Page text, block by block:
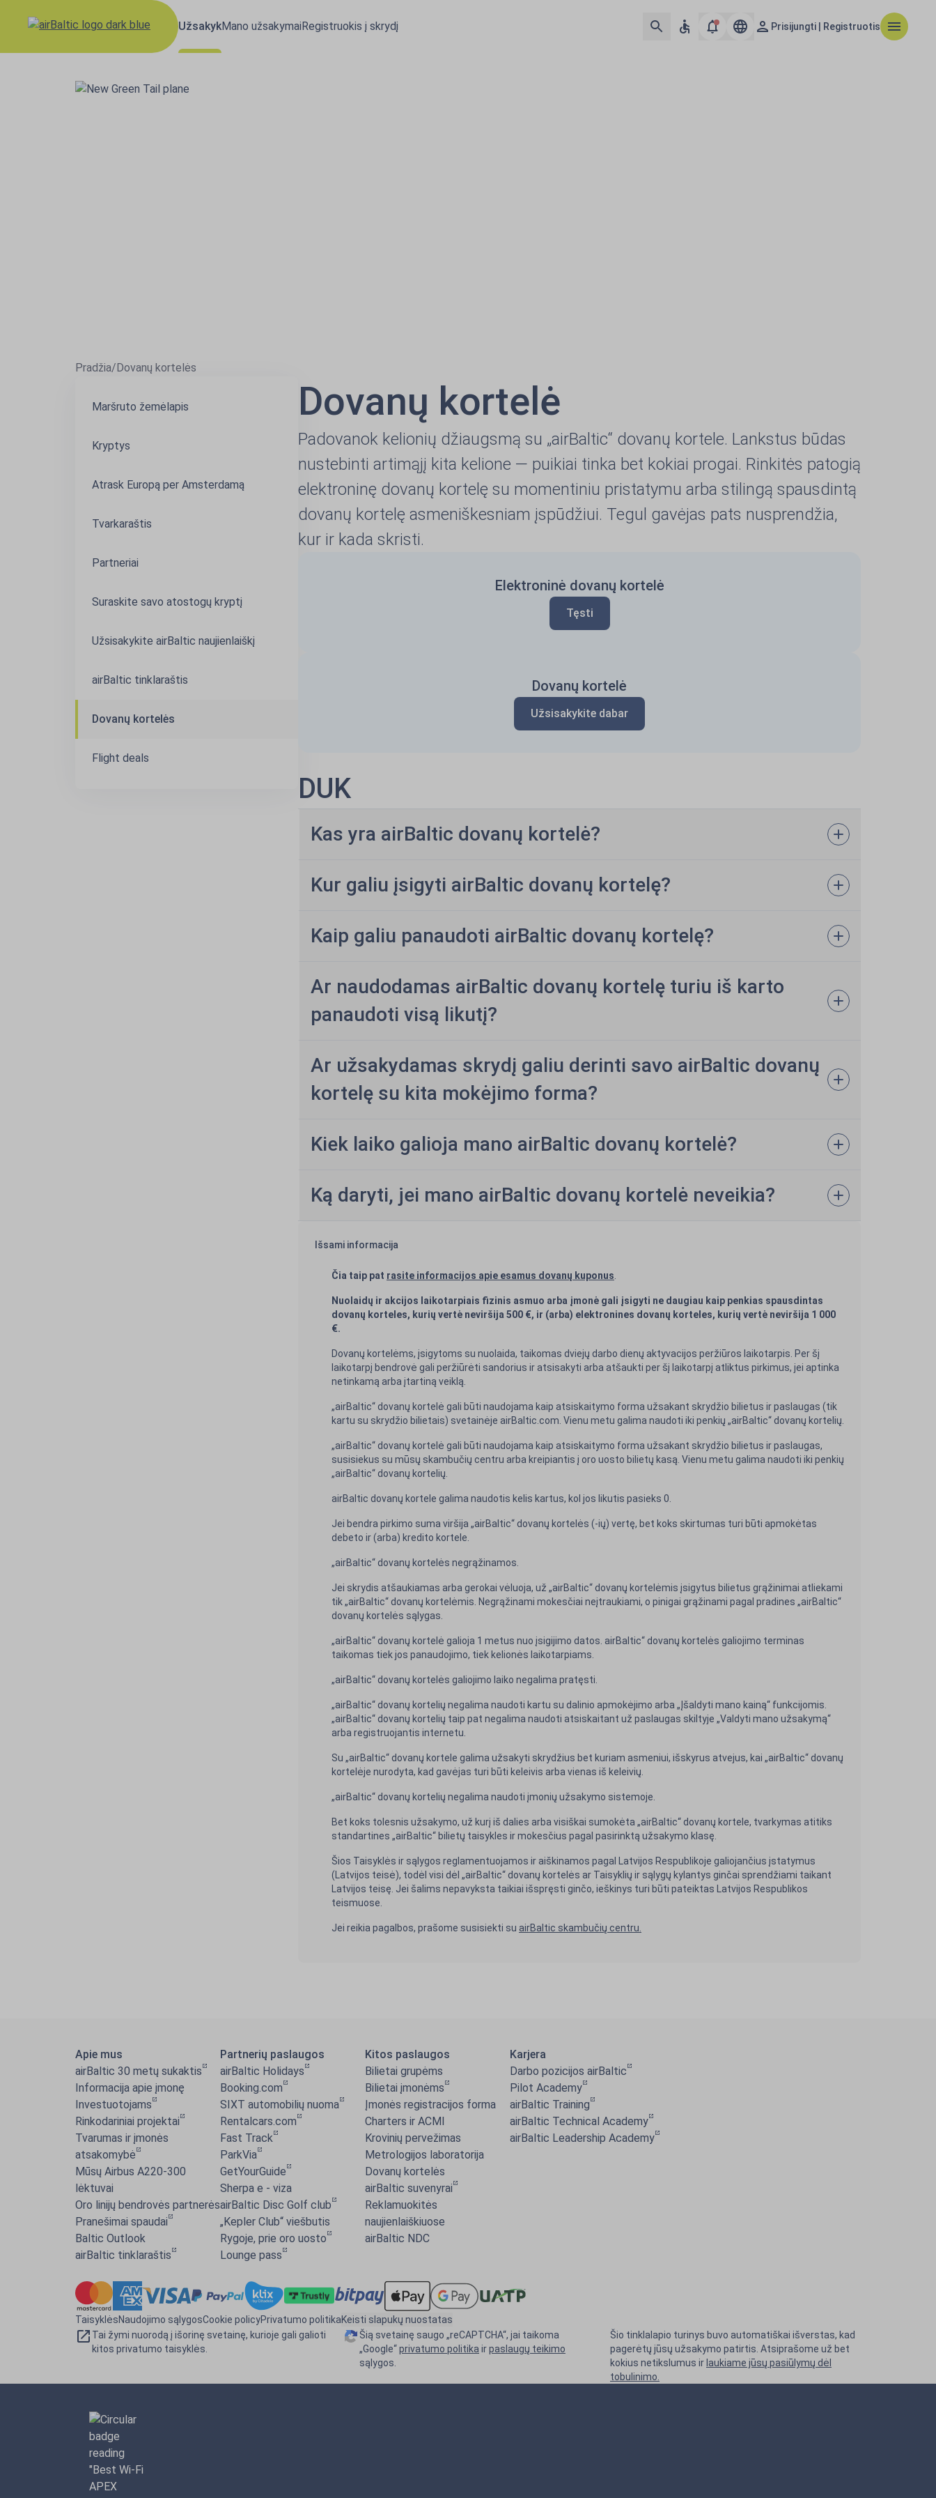
UžsakykMano užsakymaiRegistruokis į skrydį Prisijungti | Registruotis
Pradžia/Dovanų kortelės
Maršruto žemėlapis
Kryptys
Atrask Europą per Amsterdamą
Tvarkaraštis
Partneriai
Suraskite savo atostogų kryptį
Užsisakykite airBaltic naujienlaiškį
airBaltic tinklaraštis
Dovanų kortelės
Flight deals
Dovanų kortelė
Padovanok kelionių džiaugsmą su „airBaltic“ dovanų kortele. Lankstus būdas
nustebinti artimąjį kita kelione — puikiai tinka bet kokiai progai. Rinkitės patogią
elektroninę dovanų kortelę su momentiniu pristatymu arba stilingą spausdintą
dovanų kortelę asmeniškesniam įspūdžiui. Tegul gavėjas pats nusprendžia,
kur ir kada skristi.
Elektroninė dovanų kortelė
Tęsti
Dovanų kortelė
Užsisakykite dabar
DUK
Kas yra airBaltic dovanų kortelė?
Kur galiu įsigyti airBaltic dovanų kortelę?
Kaip galiu panaudoti airBaltic dovanų kortelę?
Ar naudodamas airBaltic dovanų kortelę turiu iš karto
panaudoti visą likutį?
Ar užsakydamas skrydį galiu derinti savo airBaltic dovanų
kortelę su kita mokėjimo forma?
Kiek laiko galioja mano airBaltic dovanų kortelė?
Ką daryti, jei mano airBaltic dovanų kortelė neveikia?
Išsami informacija
Čia taip pat rasite informacijos apie esamus dovanų kuponus
Nuolaidų ir akcijos laikotarpiais fizinis asmuo arba įmonė gali įsigyti ne daugiau kaip penkias spausdintas
dovanų korteles, kurių vertė neviršija 500 €, ir (arba) elektronines dovanų korteles, kurių vertė neviršija 1 000
€.
Dovanų kortelėms, įsigytoms su nuolaida, taikomas dviejų darbo dienų aktyvacijos peržiūros laikotarpis. Per šį
laikotarpį bendrovė gali peržiūrėti sandorius ir atsisakyti arba atšaukti per šį laikotarpį atliktus pirkimus, jei aptinka
netinkamą arba įtartiną veiklą.
„airBaltic“ dovanų kortelė gali būti naudojama kaip atsiskaitymo forma užsakant skrydžio bilietus ir paslaugas (tik
kartu su skrydžio bilietais) svetainėje airBaltic.com. Vienu metu galima naudoti iki penkių „airBaltic“ dovanų kortelių.
„airBaltic“ dovanų kortelė gali būti naudojama kaip atsiskaitymo forma užsakant skrydžio bilietus ir paslaugas,
susisiekus su mūsų skambučių centru arba kreipiantis į oro uosto bilietų kasą. Vienu metu galima naudoti iki penkių
„airBaltic“ dovanų kortelių.
airBaltic dovanų kortele galima naudotis kelis kartus, kol jos likutis pasieks 0.
Jei bendra pirkimo suma viršija „airBaltic“ dovanų kortelės (-ių) vertę, bet koks skirtumas turi būti apmokėtas
debeto ir (arba) kredito kortele.
„airBaltic“ dovanų kortelės negrąžinamos.
Jei skrydis atšaukiamas arba gerokai vėluoja, už „airBaltic“ dovanų kortelėmis įsigytus bilietus grąžinimai atliekami
tik „airBaltic“ dovanų kortelėmis. Negrąžinami mokesčiai neįtraukiami, o pinigai grąžinami pagal pradines „airBaltic“
dovanų kortelės sąlygas.
„airBaltic“ dovanų kortelė galioja 1 metus nuo įsigijimo datos. airBaltic“ dovanų kortelės galiojimo terminas
taikomas tiek jos panaudojimo, tiek kelionės laikotarpiams.
„airBaltic“ dovanų kortelės galiojimo laiko negalima pratęsti.
„airBaltic“ dovanų kortelių negalima naudoti kartu su dalinio apmokėjimo arba „Įšaldyti mano kainą“ funkcijomis.
„airBaltic“ dovanų kortelių taip pat negalima naudoti atsiskaitant už paslaugas skiltyje „Valdyti mano užsakymą“
arba registruojantis internetu.
Su „airBaltic“ dovanų kortele galima užsakyti skrydžius bet kuriam asmeniui, išskyrus atvejus, kai „airBaltic“ dovanų
kortelėje nurodyta, kad gavėjas turi būti keleivis arba vienas iš keleivių.
„airBaltic“ dovanų kortelių negalima naudoti įmonių užsakymo sistemoje.
Bet koks tolesnis užsakymo, už kurį iš dalies arba visiškai sumokėta „airBaltic“ dovanų kortele, tvarkymas atitiks
standartines „airBaltic“ bilietų taisykles ir mokesčius pagal pasirinktą užsakymo klasę.
Šios Taisyklės ir sąlygos reglamentuojamos ir aiškinamos pagal Latvijos Respublikoje galiojančius įstatymus
(Latvijos teisė), todėl visi dėl „airBaltic“ dovanų kortelės ar Taisyklių ir sąlygų kylantys ginčai sprendžiami taikant
Latvijos teisę. Jei šalims nepavyksta taikiai išspręsti ginčo, ieškinys turi būti pateiktas Latvijos Respublikos
teismuose.
Jei reikia pagalbos, prašome susisiekti su airBaltic skambučių centru.
Apie mus
airBaltic 30 metų sukaktis
Informacija apie įmonę
Investuotojams
Rinkodariniai projektai
Tvarumas ir įmonės
atsakomybė
Mūsų Airbus A220-300
lėktuvai
Oro linijų bendrovės partnerės
Pranešimai spaudai
Baltic Outlook
airBaltic tinklaraštis
Partnerių paslaugos
airBaltic Holidays
Booking.com
SIXT automobilių nuoma
Rentalcars.com
Fast Track
ParkVia
GetYourGuide
Sherpa e - viza
airBaltic Disc Golf club
„Kepler Club“ viešbutis
Rygoje, prie oro uosto
Lounge pass
Kitos paslaugos
Bilietai grupėms
Bilietai įmonėms
Įmonės registracijos forma
Charters ir ACMI
Krovinių pervežimas
Metrologijos laboratorija
Dovanų kortelės
airBaltic suvenyrai
Reklamuokitės
naujienlaiškiuose
airBaltic NDC
Karjera
Darbo pozicijos airBaltic
Pilot Academy
airBaltic Training
airBaltic Technical Academy
airBaltic Leadership Academy
TaisyklėsNaudojimo sąlygosCookie policyPrivatumo politikaKeisti slapukų nuostatas
Tai žymi nuorodą į išorinę svetainę, kurioje gali galioti
kitos privatumo taisyklės.
Šią svetainę saugo „reCAPTCHA“, jai taikoma
„Google“privatumo politika irpaslaugų teikimo
sąlygos.
Šio tinklalapio turinys buvo automatiškai išverstas, kad
pagerėtų jūsų užsakymo patirtis. Atsiprašome už bet
kokius netikslumus irlaukiame jūsų pasiūlymų dėl
tobulinimo.